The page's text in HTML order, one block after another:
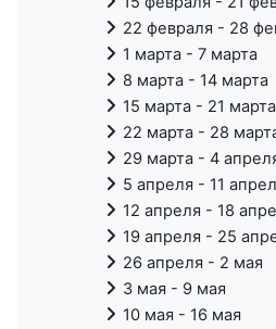
22 февраля - 28
1 марта - 7 марта
8 марта - 14 марта
15 марта - 21 марта
22 марта - 28
29 марта - 4
5 апреля - 11
12 апреля - 18
19 апреля - 25
26 апреля - 2 мая
3 мая - 9 мая
10 мая - 16 мая